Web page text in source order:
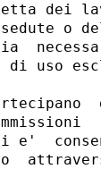
dei
o
di uso
e'